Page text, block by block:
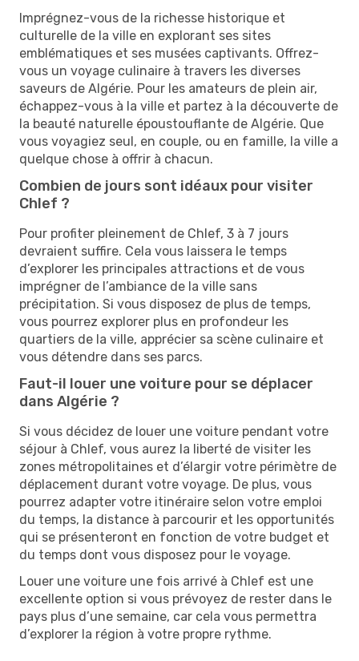
Imprégnez-vous de la richesse historique et
culturelle de la ville en explorant ses sites
emblématiques et ses musées captivants. Offrez-
vous un voyage culinaire à travers les diverses
saveurs de Algérie. Pour les amateurs de plein air,
échappez-vous à la ville et partez à la découverte de
la beauté naturelle époustouflante de Algérie. Que
vous voyagiez seul, en couple, ou en famille, la ville a
quelque chose à offrir à chacun.
Combien de jours sont idéaux pour visiter
Chlef ?
Pour profiter pleinement de Chlef, 3 à 7 jours
devraient suffire. Cela vous laissera le temps
d’explorer les principales attractions et de vous
imprégner de l’ambiance de la ville sans
précipitation. Si vous disposez de plus de temps,
vous pourrez explorer plus en profondeur les
quartiers de la ville, apprécier sa scène culinaire et
vous détendre dans ses parcs.
Faut-il louer une voiture pour se déplacer
dans Algérie ?
Si vous décidez de louer une voiture pendant votre
séjour à Chlef, vous aurez la liberté de visiter les
zones métropolitaines et d’élargir votre périmètre de
déplacement durant votre voyage. De plus, vous
pourrez adapter votre itinéraire selon votre emploi
du temps, la distance à parcourir et les opportunités
qui se présenteront en fonction de votre budget et
du temps dont vous disposez pour le voyage.
Louer une voiture une fois arrivé à Chlef est une
excellente option si vous prévoyez de rester dans le
pays plus d’une semaine, car cela vous permettra
d’explorer la région à votre propre rythme.